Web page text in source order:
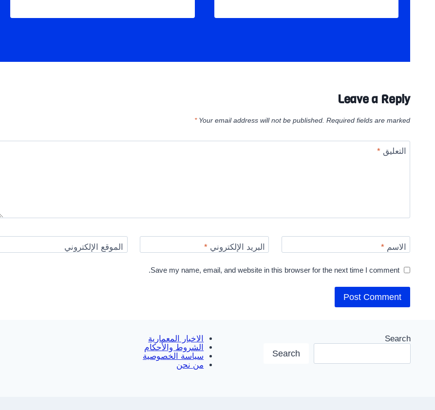
Leave a Reply
Your email address will not be published. Required fields are marked
*
التعليق*
الاسم* البريد الإلكتروني* الموقع الإلكتروني
Save my name, email, and website in this browser for the next time I comment.
Search
Search
الاخبار المعمارية
الشروط والأحكام
سياسة الخصوصية
من نحن